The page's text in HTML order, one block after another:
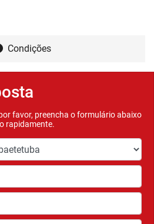
Condições
favor, preencha o formulário abaixo
rapidamente.